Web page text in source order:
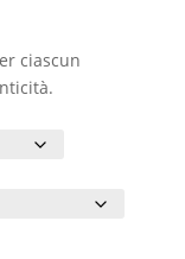
€
ciascun